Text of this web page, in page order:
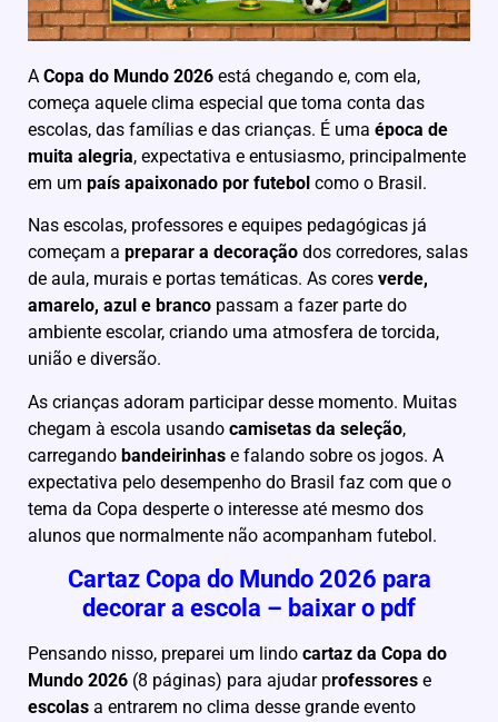
A Copa do Mundo 2026 está chegando e, com ela,
começa aquele clima especial que toma conta das
escolas, das famílias e das crianças. É uma época de
muita alegria, expectativa e entusiasmo, principalmente
em um país apaixonado por futebol como o Brasil.
Nas escolas, professores e equipes pedagógicas já
começam a preparar a decoração dos corredores, salas
de aula, murais e portas temáticas. As cores verde,
amarelo, azul e branco passam a fazer parte do
ambiente escolar, criando uma atmosfera de torcida,
união e diversão.
As crianças adoram participar desse momento. Muitas
chegam à escola usando camisetas da seleção,
carregando bandeirinhas e falando sobre os jogos. A
expectativa pelo desempenho do Brasil faz com que o
tema da Copa desperte o interesse até mesmo dos
alunos que normalmente não acompanham futebol.
Cartaz Copa do Mundo 2026 para
decorar a escola – baixar o pdf
Pensando nisso, preparei um lindo cartaz da Copa do
Mundo 2026 (8 páginas) para ajudar professores e
escolas a entrarem no clima desse grande evento